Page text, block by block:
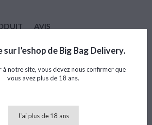
AVIS
sur l'eshop de Big Bag Delivery.
à notre site, vous devez nous confirmer que
vous avez plus de 18 ans.
J'ai plus de 18 ans